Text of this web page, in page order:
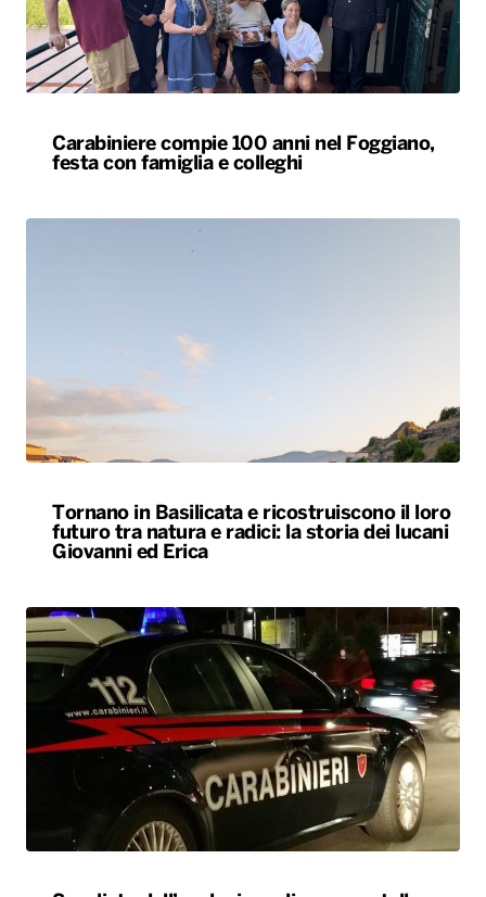
Carabiniere compie 100 anni nel Foggiano,
festa con famiglia e colleghi
Tornano in Basilicata e ricostruiscono il loro
futuro tra natura e radici: la storia dei lucani
Giovanni ed Erica